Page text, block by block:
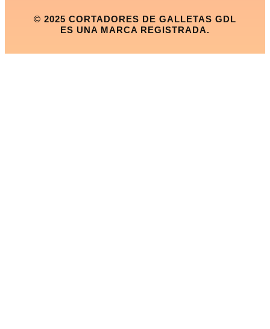
© 2025 CORTADORES DE GALLETAS GDL
ES UNA MARCA REGISTRADA.